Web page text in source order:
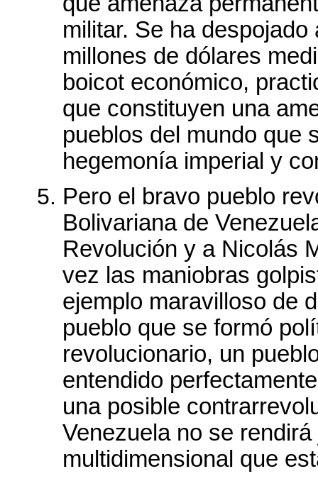
militar. Se ha
millones de dólares
boicot económico,
que constituyen una
pueblos del mundo que
hegemonía imperial y
Pero el bravo pueblo
Bolivariana de
Revolución y a Nicolás
vez las maniobras
ejemplo maravilloso de
pueblo que se formó
revolucionario, un
entendido
una posible
Venezuela no se
multidimensional que